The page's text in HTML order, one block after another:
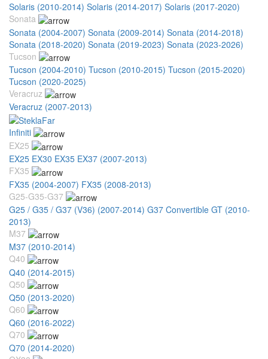
Solaris (2010-2014) Solaris (2014-2017) Solaris (2017-2020)
Sonata
Sonata (2004-2007) Sonata (2009-2014) Sonata (2014-2018)
Sonata (2018-2020) Sonata (2019-2023) Sonata (2023-2026)
Tucson
Tucson (2004-2010) Tucson (2010-2015) Tucson (2015-2020)
Tucson (2020-2025)
Veracruz
Veracruz (2007-2013)
Infiniti
EX25
EX25 EX30 EX35 EX37 (2007-2013)
FX35
FX35 (2004-2007) FX35 (2008-2013)
G25-G35-G37
G25 / G35 / G37 (V36) (2007-2014) G37 Convertible GT (2010-
2013)
M37
M37 (2010-2014)
Q40
Q40 (2014-2015)
Q50
Q50 (2013-2020)
Q60
Q60 (2016-2022)
Q70
Q70 (2014-2020)